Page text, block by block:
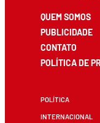
QUEM SOMOS
PUBLICIDADE
CONTATO
POLÍTICA DE
POLÍTICA
INTERNACIONAL